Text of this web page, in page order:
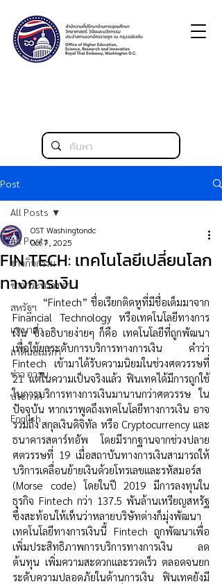
Post
All Posts
ข่าวกิจกรรม
ข่าวกระทรวง อว.
สหรัฐฯ
แคนาดา
ลาตินอเมริกา
ข่าว อววน.
ประกาศ
English
All Posts
FIN TECH: เทคโนโลยีเปลี่ยนโลก
ทางการเงิน
OST Washingtondc
Oct 7, 2025
“Fintech” ชื่อเรียกติดหูที่มีชื่อเต็มมาจาก
Financial Technology หรือเทคโนโลยีทางการ
เงิน ซึ่งอธิบายง่ายๆ ก็คือ เทคโนโลยีที่ถูกพัฒนา
เพื่อใช้ยกระดับการบริการทางการเงิน คำว่า
Fintech เข้ามาได้รับความนิยมในช่วงศตวรรษที่
21 แต่ในความเป็นจริงแล้ว ฟินเทคได้มีการถูกใช้
ในการบริการทางการเงินมานานกว่าศตวรรษ ใน
ปัจจุบัน หากเราพูดถึงเทคโนโลยีทางการเงิน อาจ
รวมถึง สกุลเงินดิจิทัล หรือ Cryptocurrency และ
ธนาคารสตาร์ทอัพ โดยมีรากฐานจากช่วงปลาย
ศตวรรษที่ 19 เมื่อสถาบันทางการเงินสามารถให้
บริการเคลื่อนย้ายเงินด้วยโทรเลขและรหัสมอร์ส
(Morse code) โดยในปี 2019 มีการลงทุนใน
ธุรกิจ Fintech กว่า 137.5 พันล้านเหรียญสหรัฐ
ซึ่งสะท้อนให้เห็นว่าหลายบริษัทต่างก็มุ่งพัฒนา
เทคโนโลยีทางการเงินนี้ Fintech ถูกพัฒนาเพื่อ
เพิ่มประสิทธิภาพการบริการทางการเงิน ลด
ต้นทุน เพิ่มความสะดวกและรวดเร็ว ตลอดจนยก
ระดับความปลอดภัยในด้านการเงิน ฟินเทคยังมี